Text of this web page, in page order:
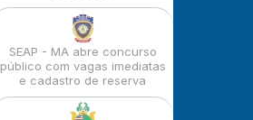
SEAP - MA abre concurso
público com vagas imediatas
e cadastro de reserva